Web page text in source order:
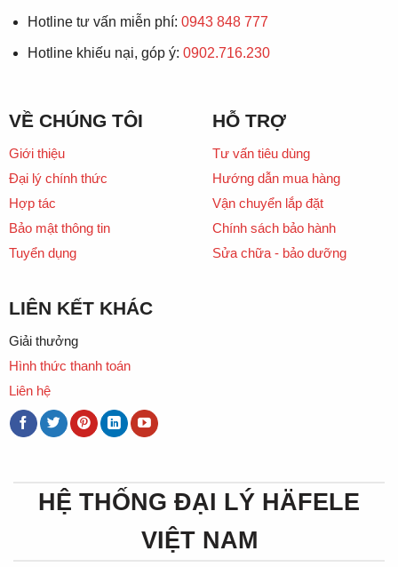
Hotline tư vấn miễn phí: 0943 848 777
Hotline khiếu nại, góp ý: 0902.716.230
VỀ CHÚNG TÔI
Giới thiệu
Đại lý chính thức
Hợp tác
Bảo mật thông tin
Tuyển dụng
HỖ TRỢ
Tư vấn tiêu dùng
Hướng dẫn mua hàng
Vận chuyển lắp đặt
Chính sách bảo hành
Sửa chữa - bảo dưỡng
LIÊN KẾT KHÁC
Giải thưởng
Hình thức thanh toán
Liên hệ
HỆ THỐNG ĐẠI LÝ HÄFELE
VIỆT NAM